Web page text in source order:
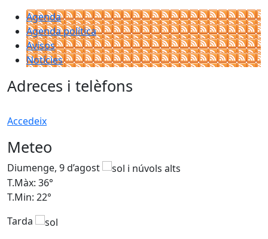
Agenda
Agenda política
Avisos
Notícies
Adreces i telèfons
Accedeix
Meteo
Diumenge, 9 d’agost
T.Màx: 36°
T.Min: 22°
Tarda